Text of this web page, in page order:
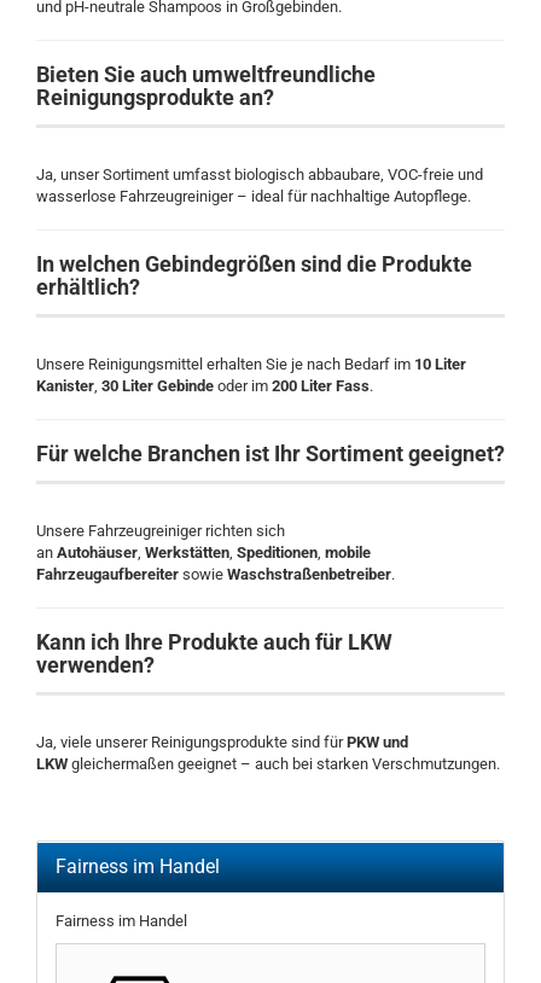
und pH-neutrale Shampoos in Großgebinden.
Bieten Sie auch umweltfreundliche
Reinigungsprodukte an?
Ja, unser Sortiment umfasst biologisch abbaubare, VOC-freie und
wasserlose Fahrzeugreiniger – ideal für nachhaltige Autopflege.
In welchen Gebindegrößen sind die Produkte
erhältlich?
Unsere Reinigungsmittel erhalten Sie je nach Bedarf im 10 Liter
Kanister 30 Liter Gebinde oder im 200 Liter Fass.
Für welche Branchen ist Ihr Sortiment geeignet?
Unsere Fahrzeugreiniger richten sich
an Autohäuser Werkstätten Speditionen mobile
Fahrzeugaufbereiter sowie Waschstraßenbetreiber.
Kann ich Ihre Produkte auch für LKW
verwenden?
Ja, viele unserer Reinigungsprodukte sind fürPKW und
LKW gleichermaßen geeignet – auch bei starken Verschmutzungen.
Fairness im Handel
Fairness im Handel